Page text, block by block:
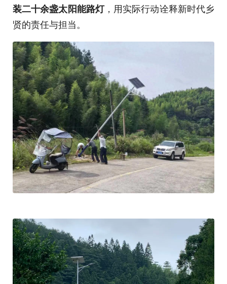
装二十余盏太阳能路灯，用实际行动诠释新时代乡
贤的责任与担当。